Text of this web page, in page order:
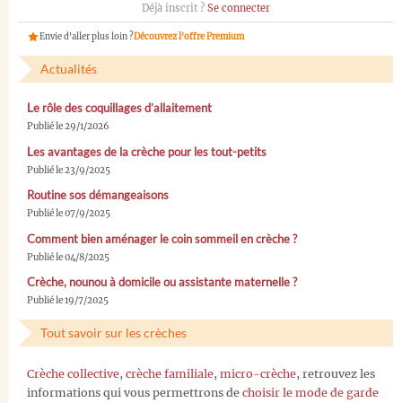
Déjà inscrit ? Se connecter
Envie d'aller plus loin ?Découvrez l'offre Premium
Actualités
Le rôle des coquillages d’allaitement
Publié le 29/1/2026
Les avantages de la crèche pour les tout-petits
Publié le 23/9/2025
Routine sos démangeaisons
Publié le 07/9/2025
Comment bien aménager le coin sommeil en crèche ?
Publié le 04/8/2025
Crèche, nounou à domicile ou assistante maternelle ?
Publié le 19/7/2025
Tout savoir sur les crèches
Crèche collective, crèche familiale, micro-crèche, retrouvez les
informations qui vous permettrons de choisir le mode de garde